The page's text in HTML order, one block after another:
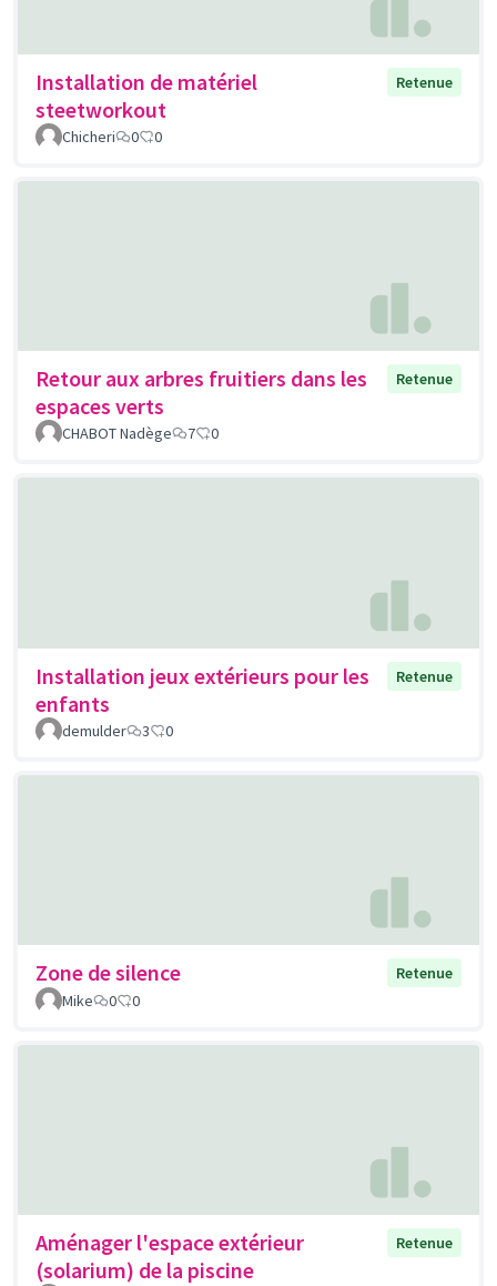
Installation de matériel
steetworkout
Retenue
Chicheri 0 0
Retour aux arbres fruitiers dans les
espaces verts
Retenue
CHABOT Nadège 7 0
Installation jeux extérieurs pour les
enfants
Retenue
demulder 3 0
Zone de silence
Retenue
Mike
0 0
Aménager l'espace extérieur
(solarium) de la piscine
Retenue